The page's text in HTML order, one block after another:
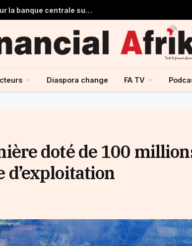
Ghana : 1,7 milliard de dollars de pertes pour la banque centrale sur ses achats d’or en 2025
Diaspora change FA TV
doté de 100
d’exploitation